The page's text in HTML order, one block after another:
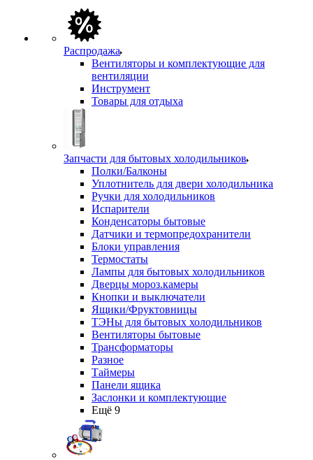
Распродажа
Вентиляторы и комплектующие для
вентиляции
Инструмент
Товары для отдыха
Запчасти для бытовых холодильников
Полки/Балконы
Уплотнитель для двери холодильника
Ручки для холодильников
Испарители
Конденсаторы бытовые
Датчики и термопредохранители
Блоки управления
Термостаты
Лампы для бытовых холодильников
Дверцы мороз.камеры
Кнопки и выключатели
Ящики/Фруктовницы
ТЭНы для бытовых холодильников
Вентиляторы бытовые
Трансформаторы
Разное
Таймеры
Панели ящика
Заслонки и комплектующие
Ещё 9